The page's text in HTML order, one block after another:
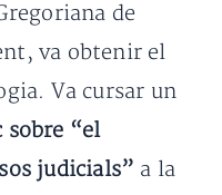
de
va obtenir el
Va cursar un
sobre “el
judicials” a la